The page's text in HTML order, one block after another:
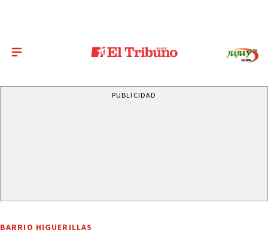
PUBLICIDAD
BARRIO HIGUERILLAS